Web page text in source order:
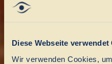
Diese Webseite verwendet
Wir verwenden Cookies,